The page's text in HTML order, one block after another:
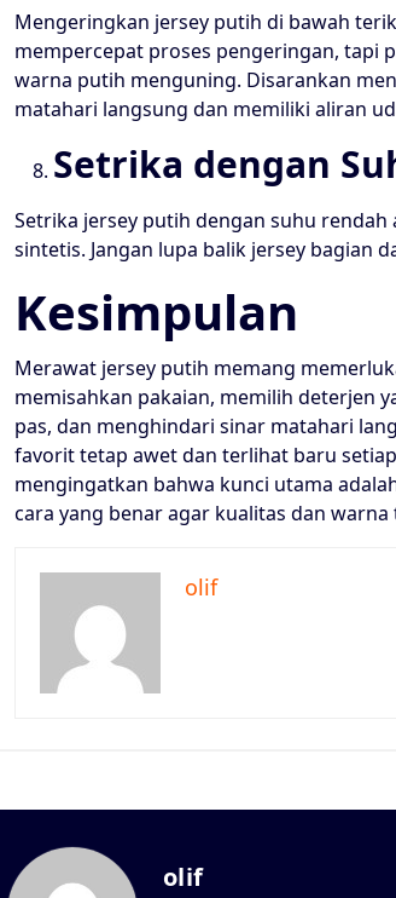
Mengeringkan jersey putih di bawah
mempercepat proses pengeringan, tapi
warna putih menguning. Disarankan
matahari langsung dan memiliki aliran
Setrika dengan
Setrika jersey putih dengan suhu
sintetis. Jangan lupa balik jersey bagian
Kesimpulan
Merawat jersey putih memang
memisahkan pakaian, memilih deterjen
pas, dan menghindari sinar matahari
favorit tetap awet dan terlihat baru
mengingatkan bahwa kunci utama
cara yang benar agar kualitas dan
olif
olif